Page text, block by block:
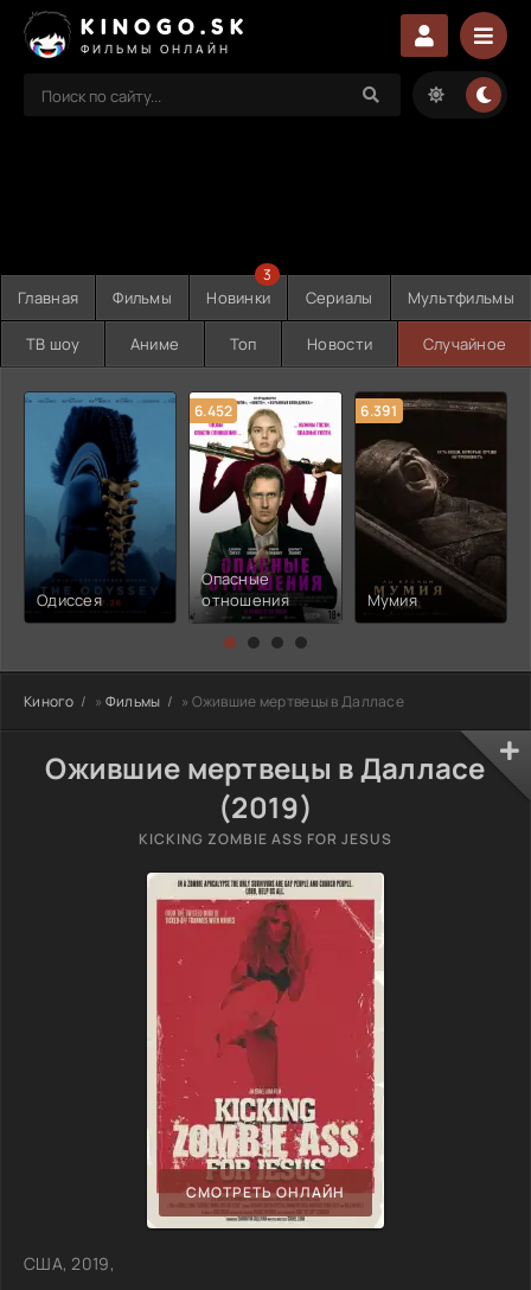
KINOGO.SK
ФИЛЬМЫ ОНЛАЙН
Главная Фильмы Новинки
3
Сериалы Мультфильмы
ТВ шоу Аниме Топ Новости Случайное
Одиссея
6.452
Опасные
отношения
6.391
Мумия
Киного » Фильмы » Ожившие мертвецы в Далласе
Ожившие мертвецы в Далласе
(2019)
KICKING ZOMBIE ASS FOR JESUS
СМОТРЕТЬ ОНЛАЙН
США, 2019,